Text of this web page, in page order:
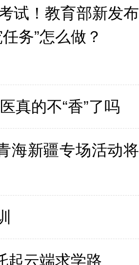
试！教育部新发布
务”怎么做？
真的不“香”了吗
海新疆专场活动将
起云端求学路